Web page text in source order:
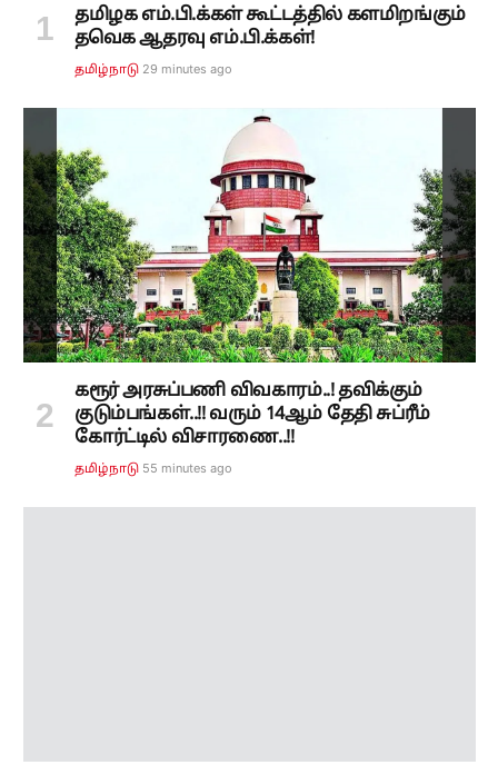
தமிழக எம்.பி.க்கள் கூட்டத்தில் களமிறங்கும்
தவெக ஆதரவு எம்.பி.க்கள்!
தமிழ்நாடு 29 minutes ago
கரூர் அரசுப்பணி விவகாரம்..! தவிக்கும்
குடும்பங்கள்..!! வரும் 14ஆம் தேதி சுப்ரீம்
கோர்ட்டில் விசாரணை..!!
தமிழ்நாடு 55 minutes ago